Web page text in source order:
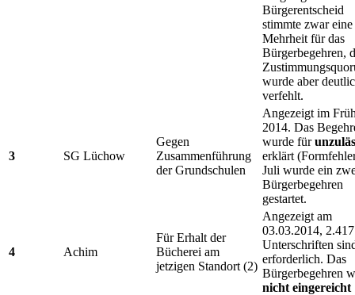
Bürgerentscheid
stimmte zwar eine
Mehrheit für das
Bürgerbegehren,
wurde aber
verfehlt.
3 SG Lüchow
Gegen
Zusammenführung
der Grundschulen
Angezeigt im
2014. Das
wurde für
erklärt
Juli wurde ein
Bürgerbegehren
gestartet.
4 Achim
Für Erhalt der
Bücherei am
jetzigen Standort (2)
Angezeigt am
03.03.2014, 2.417
Unterschriften
erforderlich. Das
Bürgerbegehren
nicht eingereicht